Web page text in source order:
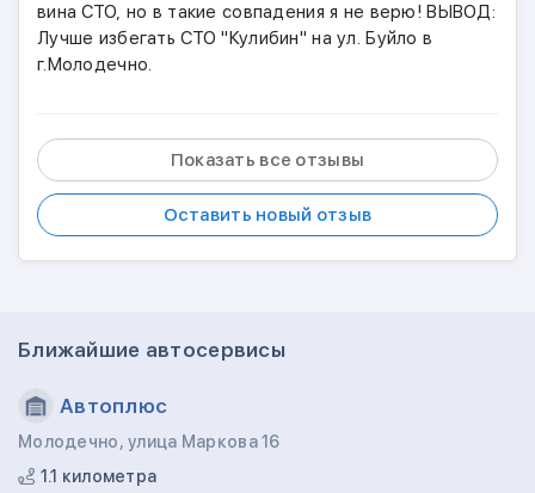
вина СТО, но в такие совпадения я не верю! ВЫВОД:
Лучше избегать СТО "Кулибин" на ул. Буйло в
г.Молодечно.
Показать все отзывы
Оставить новый отзыв
Ближайшие автосервисы
Автоплюс
Молодечно, улица Маркова 16
1.1 километра